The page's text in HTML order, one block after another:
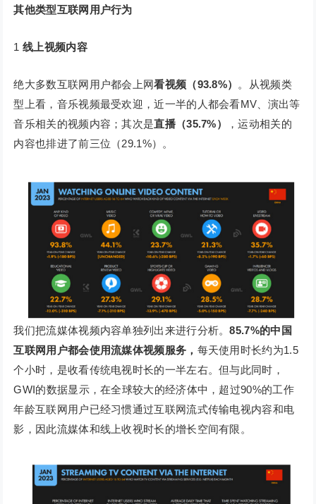
其他类型互联网用户行为
1线上视频内容
绝大多数互联网用户都会上网看视频（93.8%） 。从视频类
型上看，音乐视频最受欢迎，近一半的人都会看MV、演出等
音乐相关的视频内容；其次是直播（35.7%）
，运动相关的
内容也排进了前三位（29.1%）。
我们把流媒体视频内容单独列出来进行分析。85.7%的中国
互联网用户都会使用流媒体视频服务， 每天使用时长约为1.5
个小时，是收看传统电视时长的一半左右。但与此同时，
GWI的数据显示，在全球较大的经济体中，超过90%的工作
年龄互联网用户已经习惯通过互联网流式传输电视内容和电
影，因此流媒体和线上收视时长的增长空间有限。